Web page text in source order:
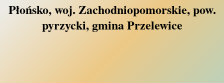
Płońsko, woj. Zachodniopomorskie, pow.
pyrzycki, gmina Przelewice